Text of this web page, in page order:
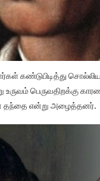
கண்டுபிடித்து
உருவம் பெருவதிறக்கு
தந்தை என்று அழைத்தனர்.